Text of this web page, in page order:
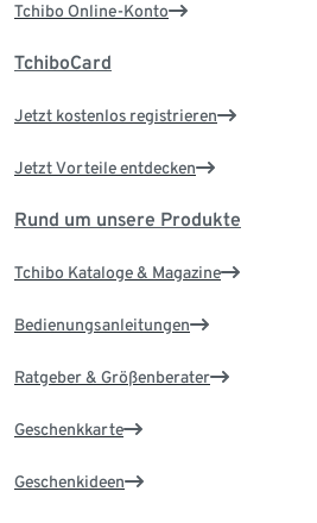
Tchibo Online-Konto
TchiboCard
Jetzt kostenlos registrieren
Jetzt Vorteile entdecken
Rund um unsere Produkte
Tchibo Kataloge & Magazine
Bedienungsanleitungen
Ratgeber & Größenberater
Geschenkkarte
Geschenkideen